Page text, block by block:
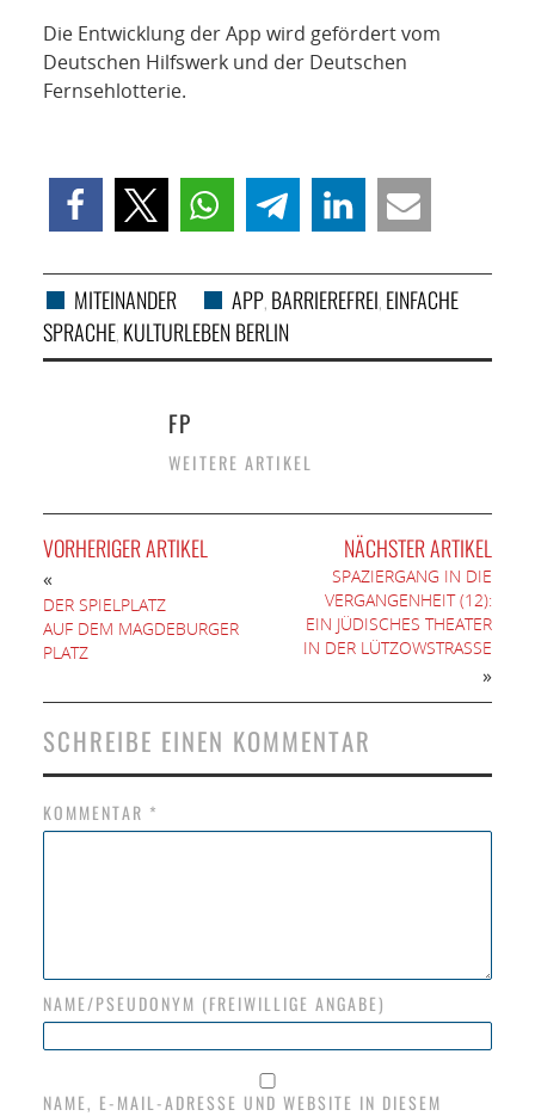
Die Entwicklung der App wird gefördert vom
Deutschen Hilfswerk und der Deutschen
Fernsehlotterie.
MITEINANDER APP, BARRIEREFREI, EINFACHE
SPRACHE, KULTURLEBEN BERLIN
FP
WEITERE ARTIKEL
VORHERIGER ARTIKEL
«
DER SPIELPLATZ
AUF DEM MAGDEBURGER
PLATZ
NÄCHSTER ARTIKEL
SPAZIERGANG IN DIE
VERGANGENHEIT (12):
EIN JÜDISCHES THEATER
IN DER LÜTZOWSTRASSE
»
SCHREIBE EINEN KOMMENTAR
KOMMENTAR *
NAME/PSEUDONYM (FREIWILLIGE ANGABE)
NAME, E-MAIL-ADRESSE UND WEBSITE IN DIESEM